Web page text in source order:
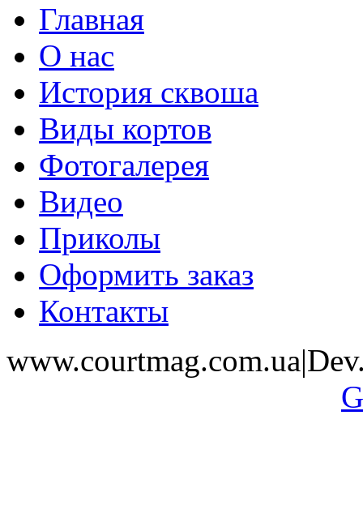
Главная
О нас
История сквоша
Виды кортов
Фотогалерея
Видео
Приколы
Оформить заказ
Контакты